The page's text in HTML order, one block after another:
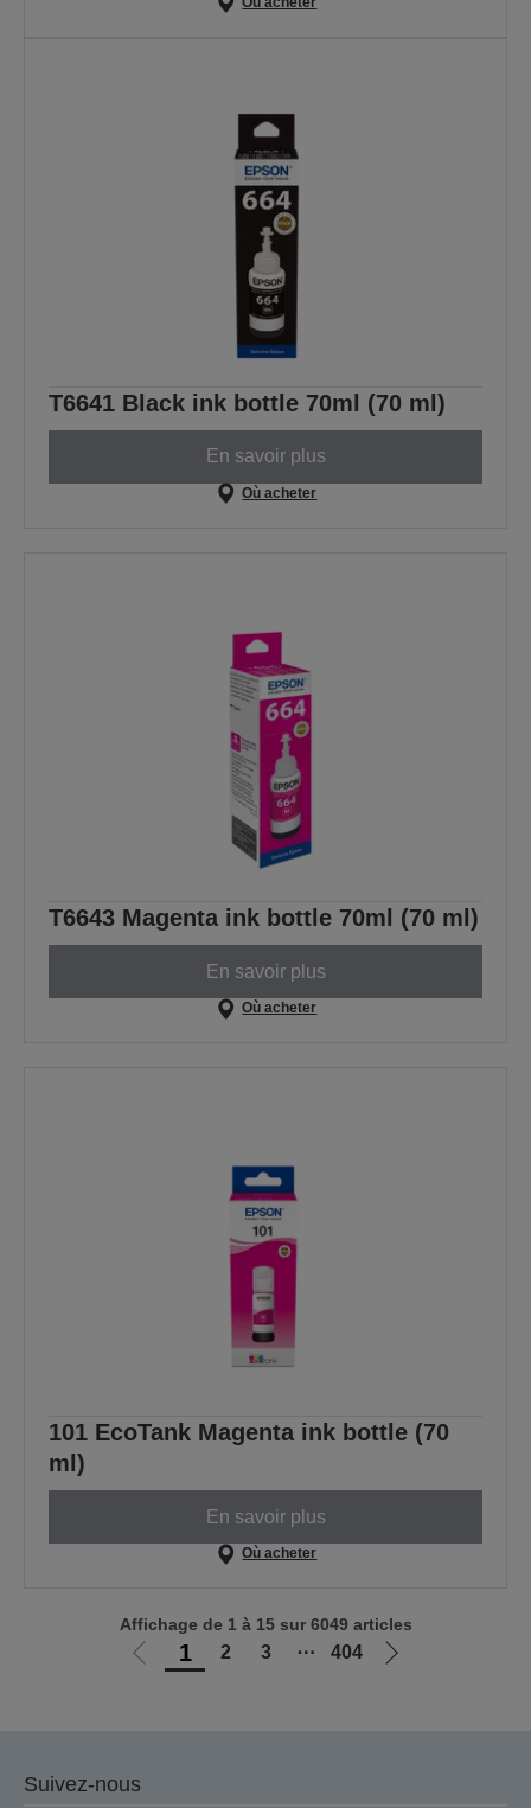
T6641 Black ink bottle 70ml (70 ml)
En savoir plus
Où acheter
T6643 Magenta ink bottle 70ml (70 ml)
En savoir plus
Où acheter
101 EcoTank Magenta ink bottle (70
ml)
En savoir plus
Où acheter
Aller1 2 3 ⋯ 404
Aller
Affichage de 1 à 15 sur 6049 articles
Suivez-nous